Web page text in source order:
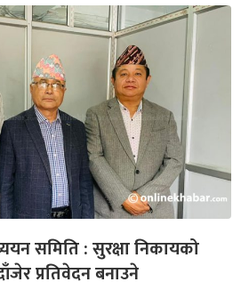
समिति : सुरक्षा निकायको
प्रतिवेदन बनाउने